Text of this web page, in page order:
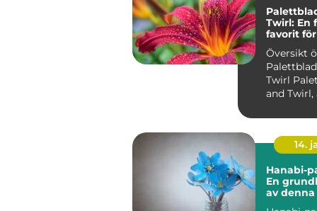
Twirl: En
favorit
Översikt
Twirl Palettblad Twist
and Twirl,
an...
14.
Hanabi-
En
av